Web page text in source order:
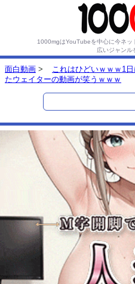
1000mgはYouTubeを中心に今ネッ
広いジャンル
面白動画 >
これはひどいｗｗｗ1
たウェイターの動画が笑うｗｗｗ